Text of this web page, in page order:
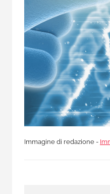
Immagine di redazione -